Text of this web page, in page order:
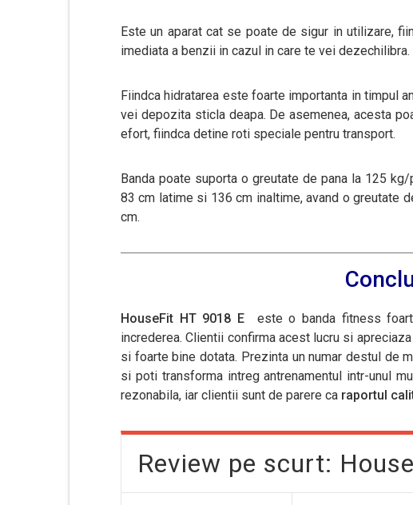
Este un aparat cat se poate de sigur in utilizare,
imediata a benzii in cazul in care te vei
Fiindca hidratarea este foarte importanta in timpul
vei depozita sticla deapa. De asemenea, acesta
efort, fiindca detine roti speciale pentru transport.
Banda poate suporta o greutate de pana la 125
83 cm latime si 136 cm inaltime, avand o greutate
cm.
HouseFit HT 9018 E este o banda fitness
increderea. Clientii confirma acest lucru si
si foarte bine dotata. Prezinta un numar destul de
si poti transforma intreg antrenamentul intr-unul
rezonabila, iar clientii sunt de parere ca raportul
Review pe scurt: